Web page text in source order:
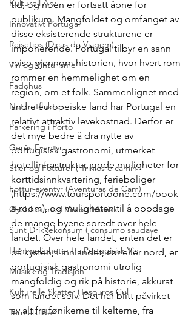
Kulturell Arv
Innovativt Portugal
Reisetips (Dicas de Viagem)
Vin og Vinturisme
Fadohus
Naturutflukter
Parkering i Porto
Gerês Eventyr
Stier og Fotturer ( Trihlos e camin
Fottur-eventyr (Aventuras de Cam)
Øyeblikk med Vin og Musikk
Sunt Drikkekonsum ( consumo saudave
Hemmeligheter fra Portugisisk Vin
Musikk og Tradisjon
Kulturelle Skatter (Tesouros Cul
Termalkilder
tid, og noen er fortsatt åpne for
publikum. Mangfoldet og omfanget av
disse eksisterende strukturene er
imponerende. Portugal tilbyr en sann
reise gjennom historien, hvor hvert rom
rommer en hemmelighet om en
region, om et folk. Sammenlignet med
andre europeiske land har Portugal en
relativt attraktiv levekostnad. Derfor er
det mye bedre å dra nytte av
portugisisk gastronomi, utmerket
hotellinfrastruktur, gode muligheter for
korttidsinnkvartering, ferieboliger
(https://www.toursportoone.com/book-
a-room), og muligheten til å oppdage
de mange byene spredt over hele
landet. Over hele landet, enten det er
på kysten, i innlandet, sør eller nord, er
portugisisk gastronomi utrolig
mangfoldig og rik på historie, akkurat
som landet selv. Det har blitt påvirket
av alt fra fønikerne til kelterne, fra